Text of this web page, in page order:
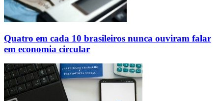
Quatro em cada 10 brasileiros nunca ouviram falar
em economia circular